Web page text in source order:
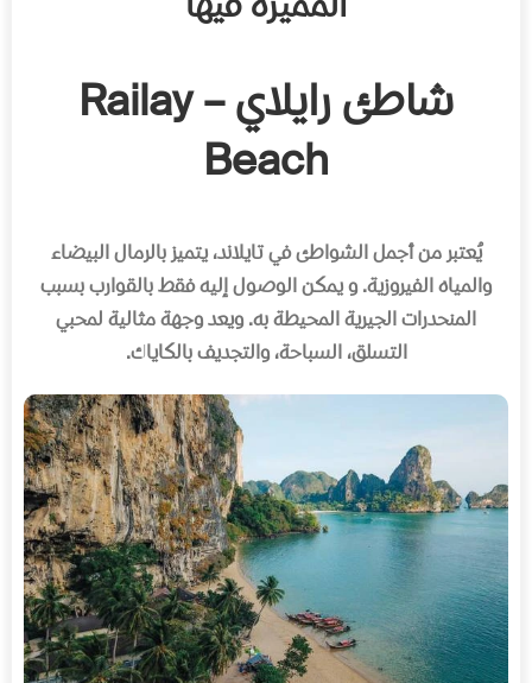
شاطئ رايلاي – Railay
Beach
يُعتبر من أجمل الشواطئ في تايلاند، يتميز بالرمال البيضاء
والمياه الفيروزية.و يمكن الوصول إليه فقط بالقوارب بسبب
المنحدرات الجيرية المحيطة به.ويعد وجهة مثالية لمحبي
التسلق، السباحة، والتجديف بالكاياك.